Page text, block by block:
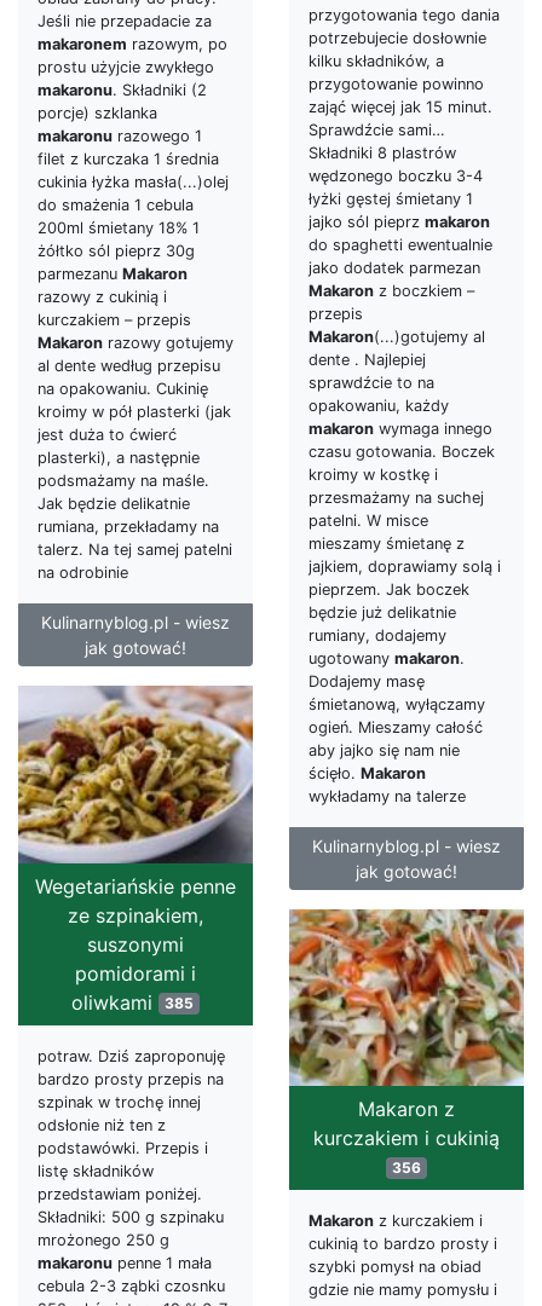
Jeśli nie przepadacie za
makaronem razowym, po
prostu użyjcie zwykłego
makaronu. Składniki (2
porcje) szklanka
makaronu razowego 1
filet z kurczaka 1 średnia
cukinia łyżka masła(...)olej
do smażenia 1 cebula
200ml śmietany 18% 1
żółtko sól pieprz 30g
parmezanu Makaron
razowy z cukinią i
kurczakiem – przepis
Makaron razowy gotujemy
al dente według przepisu
na opakowaniu. Cukinię
kroimy w pół plasterki (jak
jest duża to ćwierć
plasterki), a następnie
podsmażamy na maśle.
Jak będzie delikatnie
rumiana, przekładamy na
talerz. Na tej samej patelni
na odrobinie
Kulinarnyblog.pl - wiesz
jak gotować!
przygotowania tego dania
potrzebujecie dosłownie
kilku składników, a
przygotowanie powinno
zająć więcej jak 15 minut.
Sprawdźcie sami…
Składniki 8 plastrów
wędzonego boczku 3-4
łyżki gęstej śmietany 1
jajko sól pieprz makaron
do spaghetti ewentualnie
jako dodatek parmezan
Makaron z boczkiem –
przepis
Makaron(...)gotujemy al
dente . Najlepiej
sprawdźcie to na
opakowaniu, każdy
makaron wymaga innego
czasu gotowania. Boczek
kroimy w kostkę i
przesmażamy na suchej
patelni. W misce
mieszamy śmietanę z
jajkiem, doprawiamy solą i
pieprzem. Jak boczek
będzie już delikatnie
rumiany, dodajemy
ugotowany makaron.
Dodajemy masę
śmietanową, wyłączamy
ogień. Mieszamy całość
aby jajko się nam nie
ścięło. Makaron
wykładamy na talerze
Kulinarnyblog.pl - wiesz
jak gotować!
Wegetariańskie penne
ze szpinakiem,
suszonymi
pomidorami i
oliwkami 385
potraw. Dziś zaproponuję
bardzo prosty przepis na
szpinak w trochę innej
odsłonie niż ten z
podstawówki. Przepis i
listę składników
przedstawiam poniżej.
Składniki: 500 g szpinaku
mrożonego 250 g
makaronu penne 1 mała
cebula 2-3 ząbki czosnku
Makaron z
kurczakiem i cukinią
356
Makaron z kurczakiem i
cukinią to bardzo prosty i
szybki pomysł na obiad
gdzie nie mamy pomysłu i